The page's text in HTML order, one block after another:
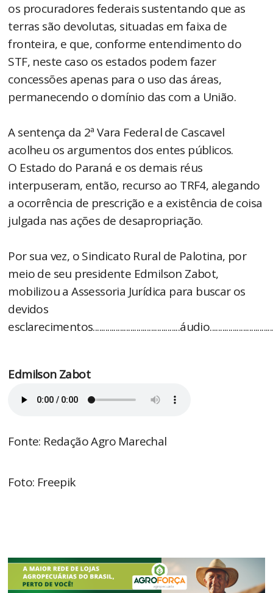
os procuradores federais sustentando que as
terras são devolutas, situadas em faixa de
fronteira, e que, conforme entendimento do
STF, neste caso os estados podem fazer
concessões apenas para o uso das áreas,
permanecendo o domínio das com a União.
A sentença da 2ª Vara Federal de Cascavel
acolheu os argumentos dos entes públicos.
O Estado do Paraná e os demais réus
interpuseram, então, recurso ao TRF4, alegando
a ocorrência de prescrição e a existência de coisa
julgada nas ações de desapropriação.
Por sua vez, o Sindicato Rural de Palotina, por
meio de seu presidente Edmilson Zabot,
mobilizou a Assessoria Jurídica para buscar os
devidos
Edmilson Zabot
Fonte: Redação Agro Marechal
Foto: Freepik